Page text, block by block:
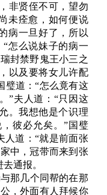
非贤侄不可，望勿
未痊愈，如何便说
病一旦好了，所以
怎么说妹子的病一
封禁野鬼王小三之
以及要将女儿许配
璧道：“怎么竟有这
”夫人道：“只因这
。我想他是个识理
彼必允矣。”国璧
人道：“就是前面张
中，冠带而来到张
通报。
那几个同帮的在那
，外面有人拜候你